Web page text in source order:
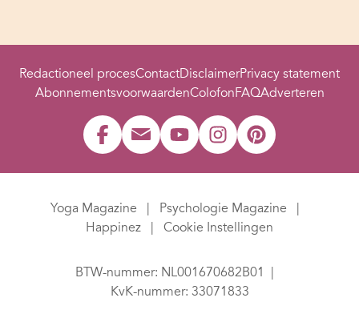
Redactioneel procesContactDisclaimerPrivacy statement
AbonnementsvoorwaardenColofonFAQAdverteren
Yoga Magazine
Psychologie Magazine
Happinez
Cookie Instellingen
BTW-nummer: NL001670682B01
KvK-nummer: 33071833